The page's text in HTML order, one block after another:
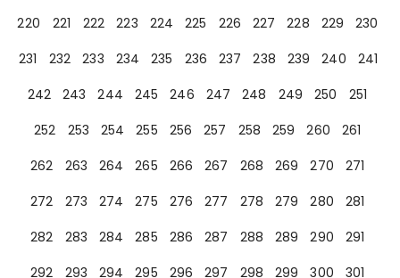
220
221 222 223 224 225 226 227 228 229
230
231
232 233 234 235 236 237 238 239 240
241
242
243 244 245 246 247 248 249 250
251
252
253 254 255 256 257 258 259 260
261
262
263 264 265 266 267 268 269 270
271
272
273 274 275 276 277 278 279 280
281
282
283 284 285 286 287 288 289 290
291
292
293 294 295 296 297 298 299 300 301